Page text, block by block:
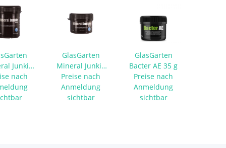
Junkie
100 g
nach
GlasGarten
Mineral Junkie
Bites 50 g
Preise nach
Anmeldung
sichtbar
GlasGarten
Bacter AE 35 g
Preise nach
Anmeldung
sichtbar